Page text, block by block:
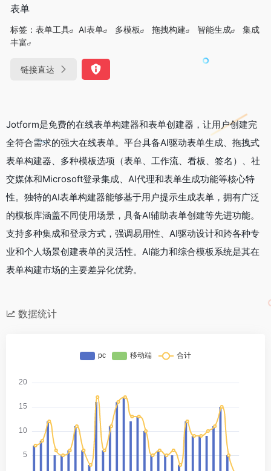
表单
标签： 表单工具 AI表单 多模板 拖拽构建 智能生成
集成
丰富
链接直达
Jotform是免费的在线表单构建器和表单创建器，让用户创建完
全符合需求的强大在线表单。平台具备AI驱动表单生成、拖拽式
表单构建器、多种模板选项（表单、工作流、看板、签名）、社
交媒体和Microsoft登录集成、AI代理和表单生成功能等核心特
性。独特的AI表单构建器能够基于用户提示生成表单，拥有广泛
的模板库涵盖不同使用场景，具备AI辅助表单创建等先进功能。
支持多种集成和登录方式，强调易用性、AI驱动设计和跨各种专
业和个人场景创建表单的灵活性。AI能力和综合模板系统是其在
表单构建市场的主要差异化优势。
数据统计